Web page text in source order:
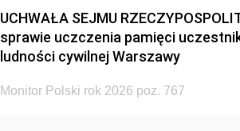
UCHWAŁA SEJMU
sprawie uczczenia pamięci
ludności cywilnej Warszawy
Monitor Polski rok 2026 poz. 767